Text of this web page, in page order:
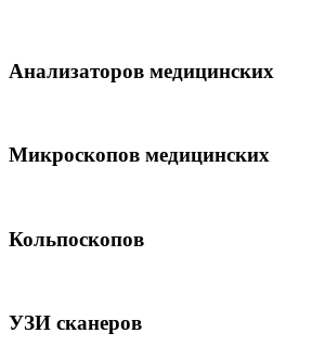
Анализаторов медицинских
Микроскопов медицинских
Кольпоскопов
УЗИ сканеров